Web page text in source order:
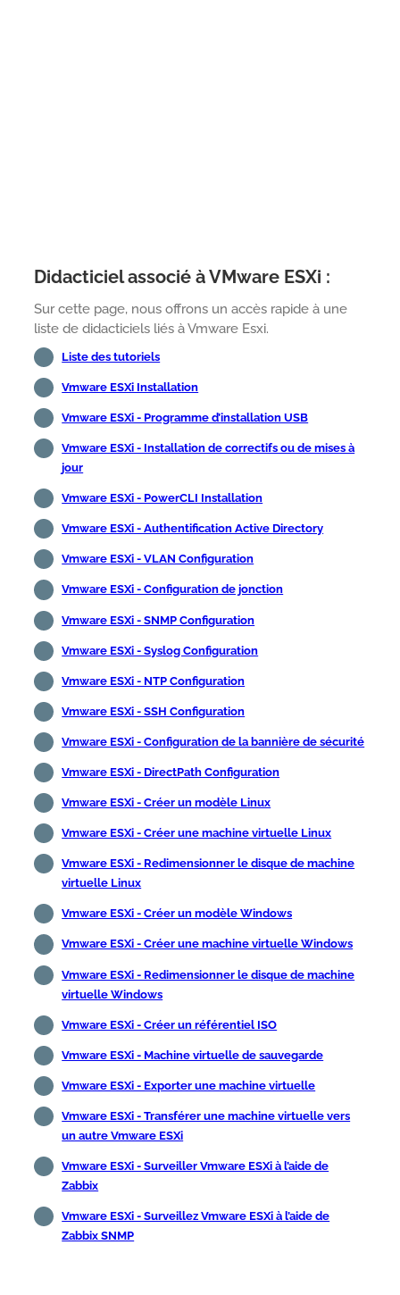
Didacticiel associé à VMware ESXi :
Sur cette page, nous offrons un accès rapide à une
liste de didacticiels liés à Vmware Esxi.
Liste des tutoriels
Vmware ESXi Installation
Vmware ESXi - Programme d’installation USB
Vmware ESXi - Installation de correctifs ou de mises à
jour
Vmware ESXi - PowerCLI Installation
Vmware ESXi - Authentification Active Directory
Vmware ESXi - VLAN Configuration
Vmware ESXi - Configuration de jonction
Vmware ESXi - SNMP Configuration
Vmware ESXi - Syslog Configuration
Vmware ESXi - NTP Configuration
Vmware ESXi - SSH Configuration
Vmware ESXi - Configuration de la bannière de sécurité
Vmware ESXi - DirectPath Configuration
Vmware ESXi - Créer un modèle Linux
Vmware ESXi - Créer une machine virtuelle Linux
Vmware ESXi - Redimensionner le disque de machine
virtuelle Linux
Vmware ESXi - Créer un modèle Windows
Vmware ESXi - Créer une machine virtuelle Windows
Vmware ESXi - Redimensionner le disque de machine
virtuelle Windows
Vmware ESXi - Créer un référentiel ISO
Vmware ESXi - Machine virtuelle de sauvegarde
Vmware ESXi - Exporter une machine virtuelle
Vmware ESXi - Transférer une machine virtuelle vers
un autre Vmware ESXi
Vmware ESXi - Surveiller Vmware ESXi à l’aide de
Zabbix
Vmware ESXi - Surveillez Vmware ESXi à l’aide de
Zabbix SNMP